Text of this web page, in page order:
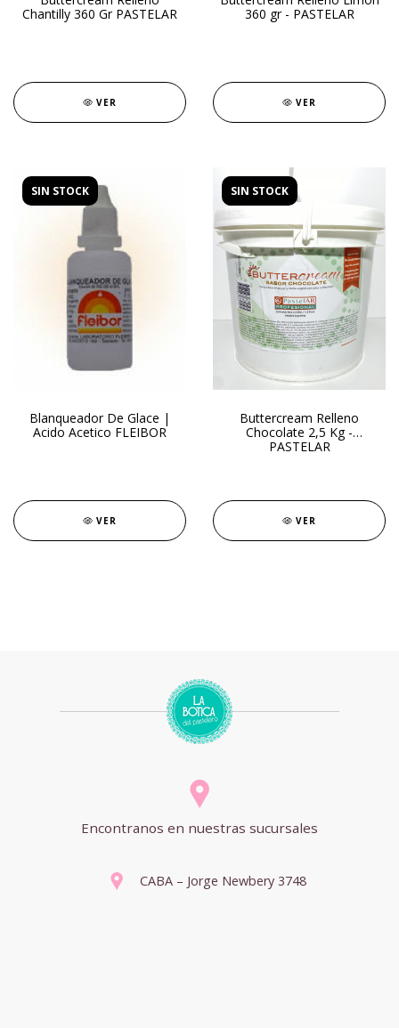
Chantilly 360 Gr PASTELAR
VER
360 gr - PASTELAR
VER
SIN STOCK
Blanqueador De Glace |
Acido Acetico FLEIBOR
VER
SIN STOCK
Buttercream Relleno
Chocolate 2,5 Kg -
PASTELAR
VER
Encontranos en nuestras sucursales
CABA – Jorge Newbery 3748